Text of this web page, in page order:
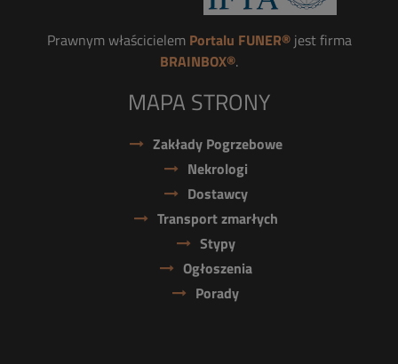
Prawnym właścicielem Portalu FUNER®jest firma
BRAINBOX®.
MAPA STRONY
Zakłady Pogrzebowe
Nekrologi
Dostawcy
Transport zmarłych
Stypy
Ogłoszenia
Porady